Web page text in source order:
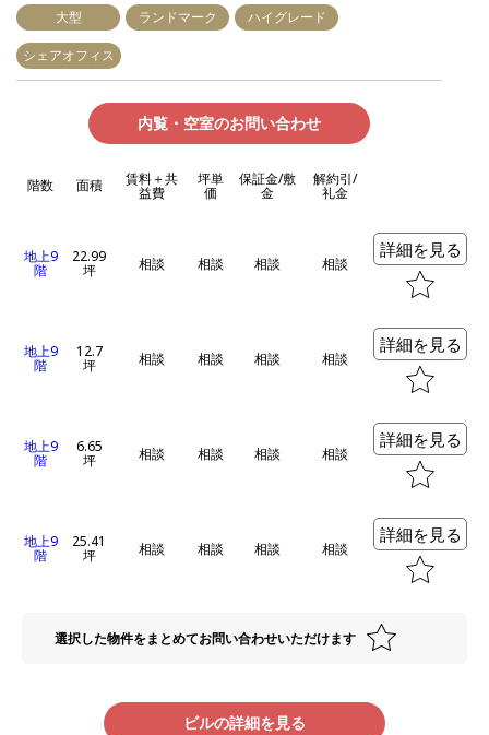
大型 ランドマーク ハイグレード
シェアオフィス
内覧・空室のお問い合わせ
階数 面積 賃料＋共
益費
坪単
価
保証金/敷
金
解約引/
礼金
地上9
階
22.99
坪 相談 相談 相談 相談
詳細を見る
地上9
階
12.7
坪 相談 相談 相談 相談
詳細を見る
地上9
階
6.65
坪 相談 相談 相談 相談
詳細を見る
地上9
階
25.41
坪 相談 相談 相談 相談
詳細を見る
選択した物件をまとめてお問い合わせいただけます
ビルの詳細を見る